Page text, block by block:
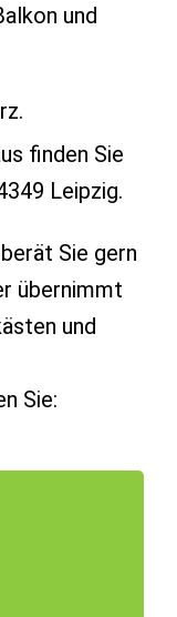
und
finden Sie
Leipzig.
Sie gern
übernimmt
und
Sie: